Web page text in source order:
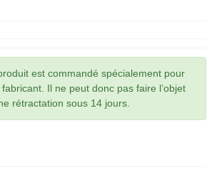
est commandé spécialement pour
Il ne peut donc pas faire l’objet
rétractation sous 14 jours.